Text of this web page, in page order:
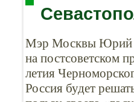
Мэр Москвы Юрий
на постсоветском
летия
Россия будет